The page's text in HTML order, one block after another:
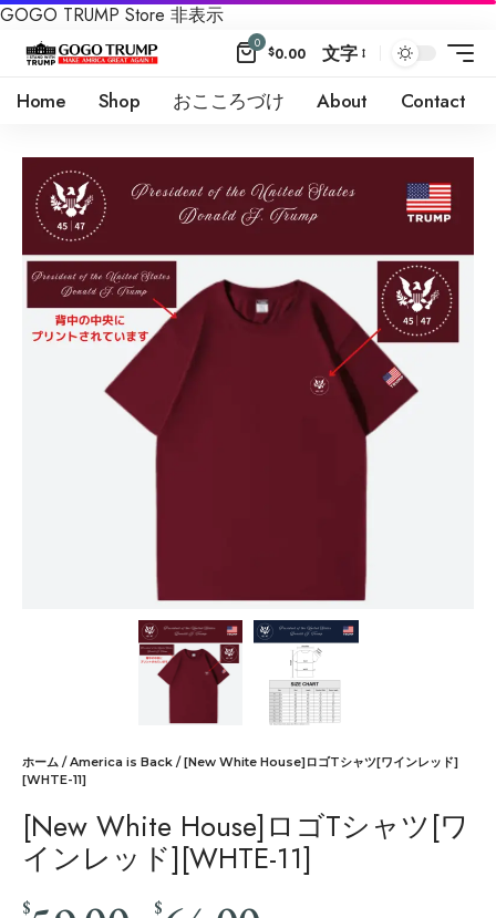
GOGO TRUMP Store 非表示
0
$0.00 文字
Home Shop おこころづけ About Contact
ホーム /America is Back / [New White House]ロゴTシャツ[ワインレッド]
[WHTE-11]
[New White House]ロゴTシャツ[ワ
インレッド][WHTE-11]
$ $